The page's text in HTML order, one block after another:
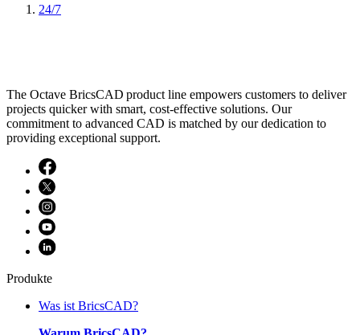
24/7
The Octave BricsCAD product line empowers customers to deliver
projects quicker with smart, cost-effective solutions. Our
commitment to advanced CAD is matched by our dedication to
providing exceptional support.
Produkte
Was ist BricsCAD?